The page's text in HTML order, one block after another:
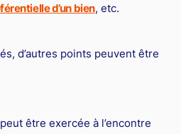
d’un bien, etc.
d’autres points peuvent être
être exercée à l’encontre